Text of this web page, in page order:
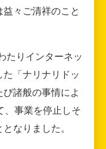
々ご清祥のこと
たりインターネッ
た「ナリナリドッ
び諸般の事情によ
、事業を停止しそ
なりました。